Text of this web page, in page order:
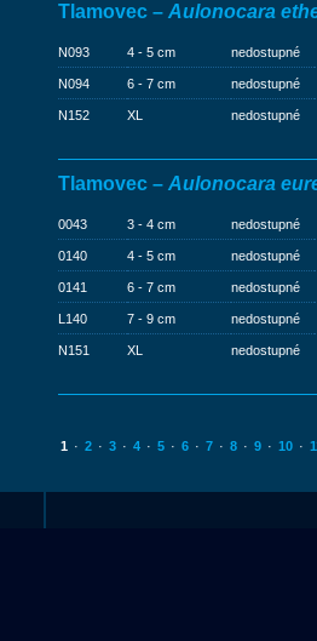
Tlamovec – Aulonocara
N093 4 - 5 cm nedostupné
N094 6 - 7 cm nedostupné
N152 XL nedostupné
Tlamovec – Aulonocara
0043 3 - 4 cm nedostupné
0140 4 - 5 cm nedostupné
0141 6 - 7 cm nedostupné
L140 7 - 9 cm nedostupné
N151 XL nedostupné
1 · 2 · 3 · 4 · 5 · 6 · 7 · 8 · 9 · 10 ·